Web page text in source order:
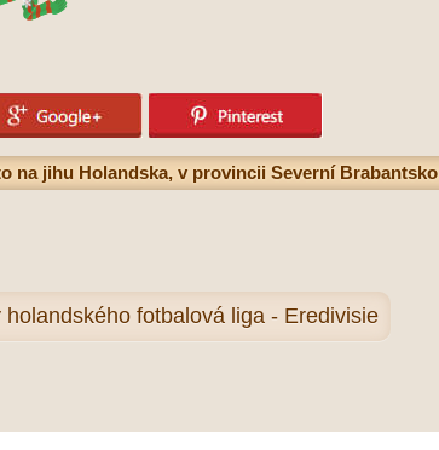
na jihu Holandska, v provincii Severní Brabantsko
fotbalová liga - Eredivisie